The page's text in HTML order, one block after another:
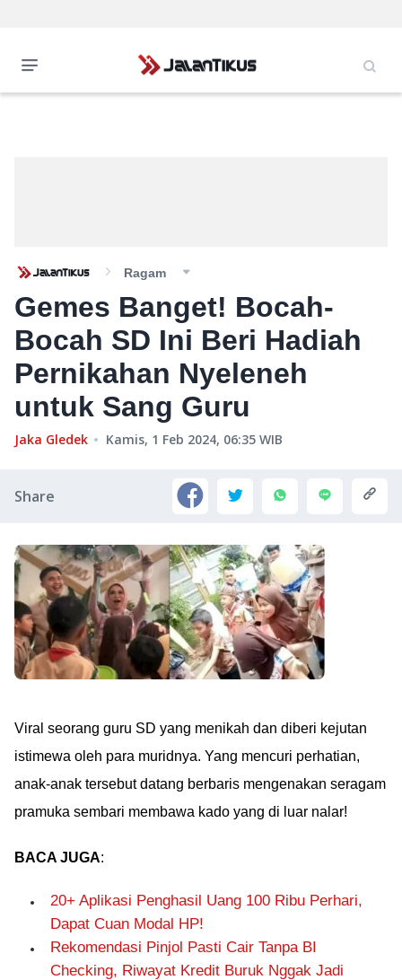
Ragam
Gemes Banget! Bocah-
Bocah SD Ini Beri Hadiah
Pernikahan Nyeleneh
untuk Sang Guru
Jaka Gledek Kamis, 1 Feb 2024, 06:35 WIB
Share
Viral seorang guru SD yang menikah dan diberi kejutan
istimewa oleh para muridnya. Yang mencuri perhatian,
anak-anak tersebut datang berbaris mengenakan seragam
pramuka sembari membawa kado yang di luar nalar!
BACA JUGA:
20+ Aplikasi Penghasil Uang 100 Ribu Perhari,
Dapat Cuan Modal HP!
Rekomendasi Pinjol Pasti Cair Tanpa BI
Checking, Riwayat Kredit Buruk Nggak Jadi